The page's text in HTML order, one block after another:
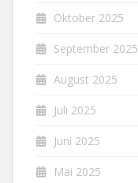
Oktober 2025
September 2025
August 2025
Juli 2025
Juni 2025
Mai 2025